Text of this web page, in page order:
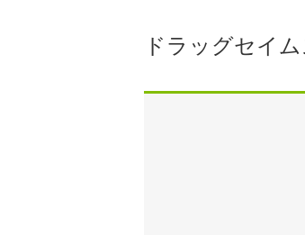
ドラッグセイ